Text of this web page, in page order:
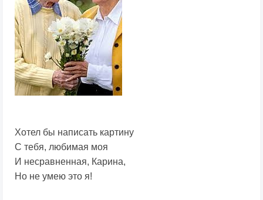
Хотел бы написать картину
С тебя, любимая моя
И несравненная, Карина,
Но не умею это я!